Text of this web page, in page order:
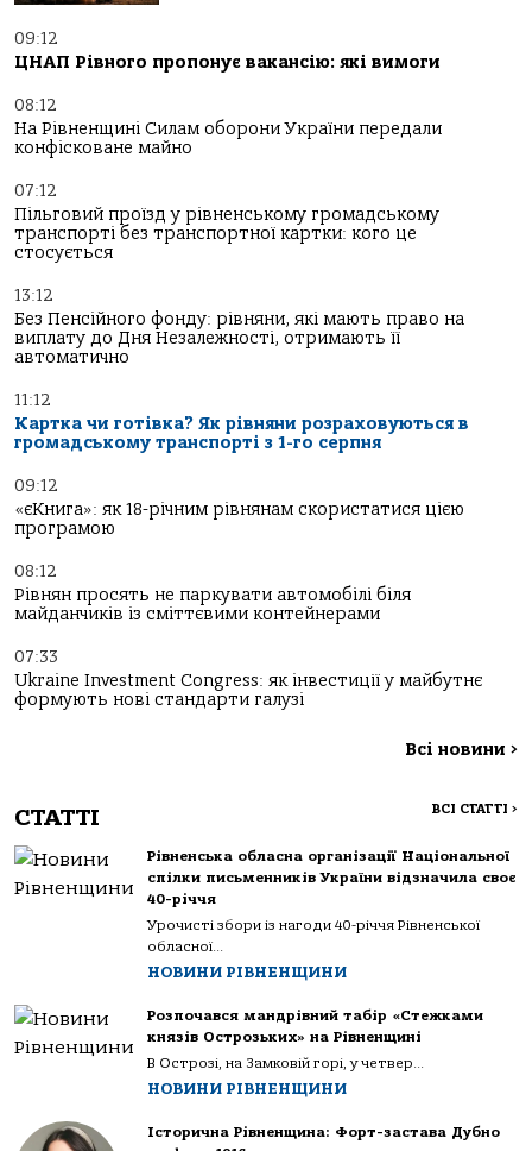
09:12
ЦНАП Рівного пропонує вакансію: які вимоги
08:12
На Рівненщині Силам оборони України передали
конфісковане майно
07:12
Пільговий проїзд у рівненському громадському
транспорті без транспортної картки: кого це
стосується
13:12
Без Пенсійного фонду: рівняни, які мають право на
виплату до Дня Незалежності, отримають її
автоматично
11:12
Картка чи готівка? Як рівняни розраховуються в
громадському транспорті з 1-го серпня
09:12
«єКнига»: як 18-річним рівнянам скористатися цією
програмою
08:12
Рівнян просять не паркувати автомобілі біля
майданчиків із сміттєвими контейнерами
07:33
Ukraine Investment Congress: як інвестиції у майбутнє
формують нові стандарти галузі
Всі новини >
СТАТТІ ВСІ СТАТТІ >
Рівненська обласна організації Національної
спілки письменників України відзначила своє
40-річчя
Урочисті збори із нагоди 40-річчя Рівненської
обласної...
НОВИНИ РІВНЕНЩИНИ
Розпочався мандрівний табір «Стежками
князів Острозьких» на Рівненщині
В Острозі, на Замковій горі, у четвер...
НОВИНИ РІВНЕНЩИНИ
Історична Рівненщина: Форт-застава Дубно